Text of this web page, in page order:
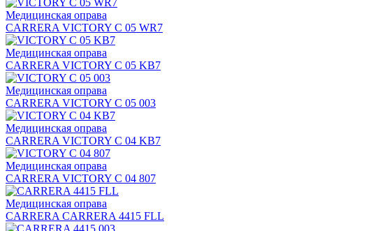
Медицинская оправа
CARRERA VICTORY C 05 WR7
Медицинская оправа
CARRERA VICTORY C 05 KB7
Медицинская оправа
CARRERA VICTORY C 05 003
Медицинская оправа
CARRERA VICTORY C 04 KB7
Медицинская оправа
CARRERA VICTORY C 04 807
Медицинская оправа
CARRERA CARRERA 4415 FLL